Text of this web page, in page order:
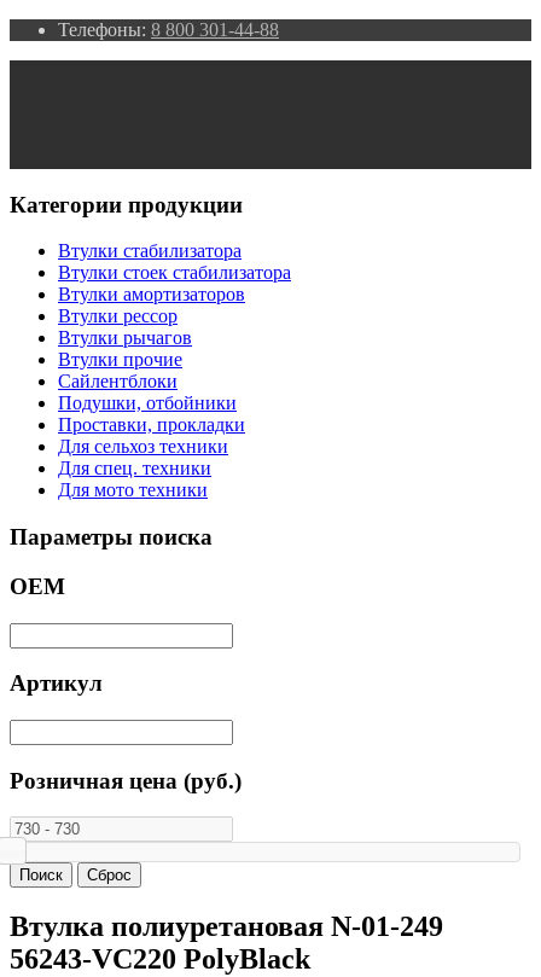
Телефоны: 8 800 301-44-88
Категории продукции
Втулки стабилизатора
Втулки стоек стабилизатора
Втулки амортизаторов
Втулки рессор
Втулки рычагов
Втулки прочие
Сайлентблоки
Подушки, отбойники
Проставки, прокладки
Для сельхоз техники
Для спец. техники
Для мото техники
Параметры поиска
ОЕМ
Артикул
Розничная цена (руб.)
Втулка полиуретановая N-01-249
56243-VC220 PolyBlack